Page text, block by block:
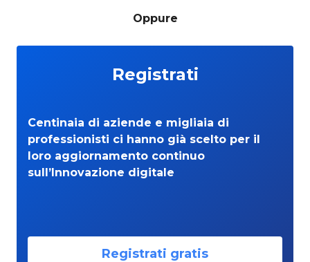
Oppure
Registrati
Centinaia di aziende e migliaia di
professionisti ci hanno già scelto per il
loro aggiornamento continuo
sull’Innovazione digitale
Registrati gratis